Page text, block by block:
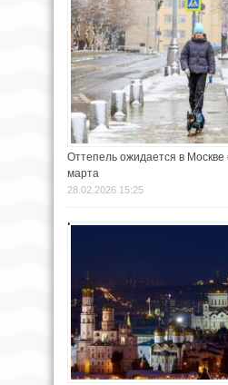
Оттепель ожидается в
марта
28.02.2026 15:25